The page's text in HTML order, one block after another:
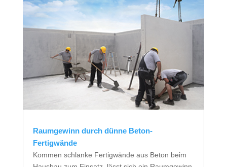
Raumgewinn durch dünne Beton-
Fertigwände
Kommen schlanke Fertigwände aus Beton beim